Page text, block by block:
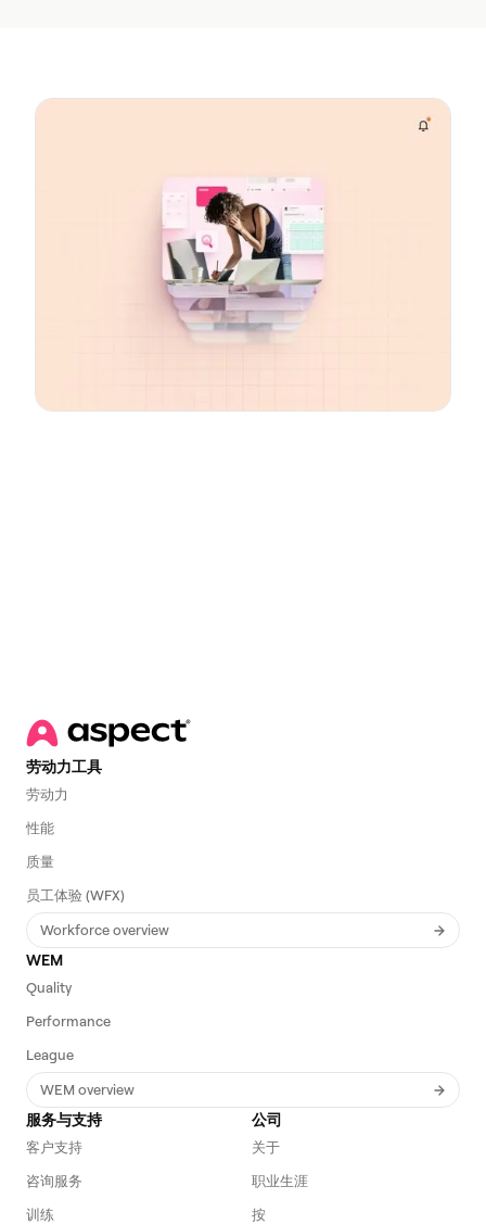
劳动力工具
劳动力
性能
质量
员工体验 (WFX)
Workforce overview
WEM
Quality
Performance
League
WEM overview
服务与支持
客户支持
咨询服务
训练
公司
关于
职业生涯
按